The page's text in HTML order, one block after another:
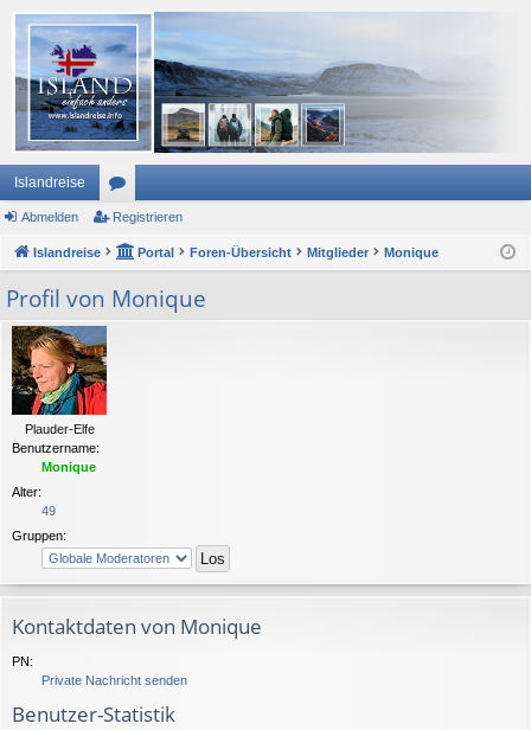
Islandreise
or
en
Abmelden Registrieren
Islandreise Portal Foren-Übersicht Mitglieder Monique
Profil von Monique
Plauder-Elfe
Benutzername:
Monique
Alter:
49
Gruppen:
Kontaktdaten von Monique
PN:
Private Nachricht senden
Benutzer-Statistik